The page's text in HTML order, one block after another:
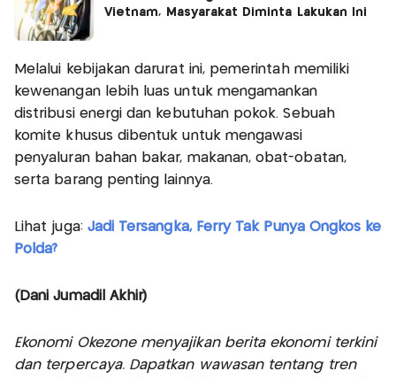
Vietnam, Masyarakat Diminta Lakukan Ini
Melalui kebijakan darurat ini, pemerintah memiliki
kewenangan lebih luas untuk mengamankan
distribusi energi dan kebutuhan pokok. Sebuah
komite khusus dibentuk untuk mengawasi
penyaluran bahan bakar, makanan, obat-obatan,
serta barang penting lainnya.
Lihat juga: Jadi Tersangka, Ferry Tak Punya Ongkos ke
Polda?
(Dani Jumadil Akhir)
Ekonomi Okezone menyajikan berita ekonomi terkini
dan terpercaya. Dapatkan wawasan tentang tren